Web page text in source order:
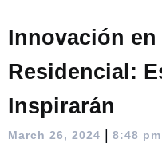
Innovación
Residencial:
Inspirarán
March 26, 2024 8:48 pm